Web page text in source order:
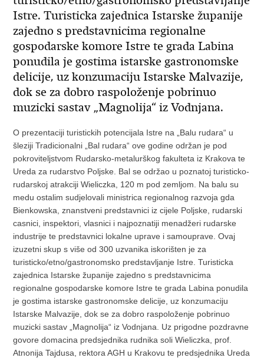
Istre. Turisticka zajednica Istarske županije
zajedno s predstavnicima regionalne
gospodarske komore Istre te grada Labina
ponudila je gostima istarske gastronomske
delicije, uz konzumaciju Istarske Malvazije,
dok se za dobro raspoloženje pobrinuo
muzicki sastav „Magnolija“ iz Vodnjana.
O prezentaciji turistickih potencijala Istre na „Balu rudara“ u
šleziji Tradicionalni „Bal rudara“ ove godine održan je pod
pokroviteljstvom Rudarsko-metalurškog fakulteta iz Krakova te
Ureda za rudarstvo Poljske. Bal se održao u poznatoj turisticko-
rudarskoj atrakciji Wieliczka, 120 m pod zemljom. Na balu su
medu ostalim sudjelovali ministrica regionalnog razvoja gda
Bienkowska, znanstveni predstavnici iz cijele Poljske, rudarski
casnici, inspektori, vlasnici i najpoznatiji menadžeri rudarske
industrije te predstavnici lokalne uprave i samouprave. Ovaj
izuzetni skup s više od 300 uzvanika iskorišten je za
turisticko/etno/gastronomsko predstavljanje Istre. Turisticka
zajednica Istarske županije zajedno s predstavnicima
regionalne gospodarske komore Istre te grada Labina ponudila
je gostima istarske gastronomske delicije, uz konzumaciju
Istarske Malvazije, dok se za dobro raspoloženje pobrinuo
muzicki sastav „Magnolija“ iz Vodnjana. Uz prigodne pozdravne
govore domacina predsjednika rudnika soli Wieliczka, prof.
Atnonija Tajdusa, rektora AGH u Krakovu te predsjednika Ureda